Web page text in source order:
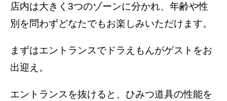
店内は大きく3つのゾーンに分かれ、年齢や性
別を問わずどなたでもお楽しみいただけます。
まずはエントランスでドラえもんがゲストをお
出迎え。
エントランスを抜けると、ひみつ道具の性能を